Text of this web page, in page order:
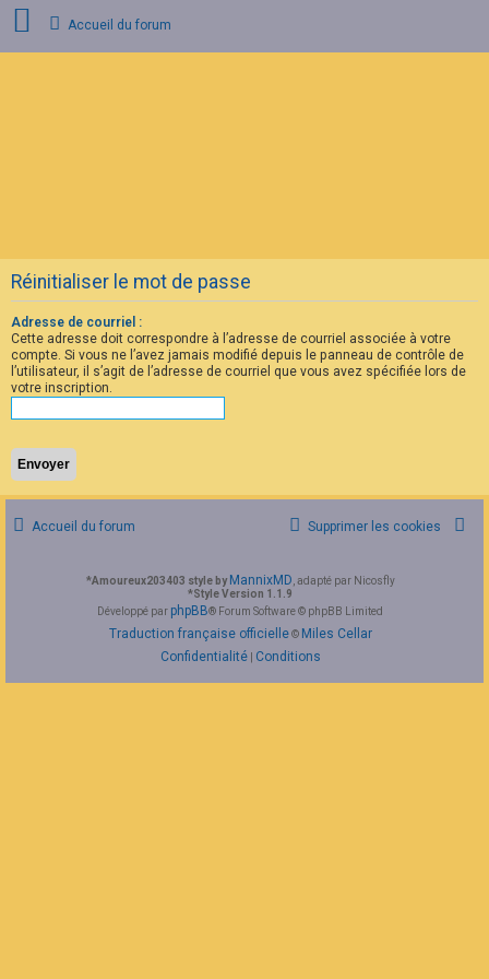
I
s
c
r
i
p
t
n
A
Q
Accueil du forum
Réinitialiser le mot de passe
Adresse de courriel :
Cette adresse doit correspondre à l’adresse de courriel associée à votre
compte. Si vous ne l’avez jamais modifié depuis le panneau de contrôle de
l’utilisateur, il s’agit de l’adresse de courriel que vous avez spécifiée lors de
votre inscription.
Accueil du forum Supprimer les cookies
*Amoureux203403 style by MannixMD, adapté par Nicosfly
*Style Version 1.1.9
Développé par phpBB® Forum Software © phpBB Limited
Traduction française officielle© Miles Cellar
Confidentialité| Conditions